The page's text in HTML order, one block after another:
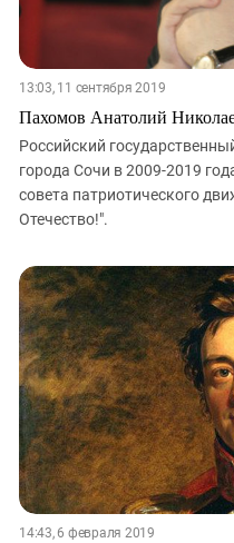
13:03, 11 сентября 2019
Пахомов Анатолий
Российский
города Сочи в 2009-2019
совета патриотического
Отечество!".
14:43, 6 февраля 2019